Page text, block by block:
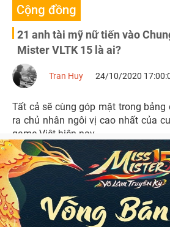
Cộng đồng
21 anh tài mỹ nữ tiến vào
Mister VLTK 15 là ai?
Tran Huy 24/10/2020
Tất cả sẽ cùng góp mặt trong
ra chủ nhân ngôi vị cao nhất của
game Việt hiện nay.